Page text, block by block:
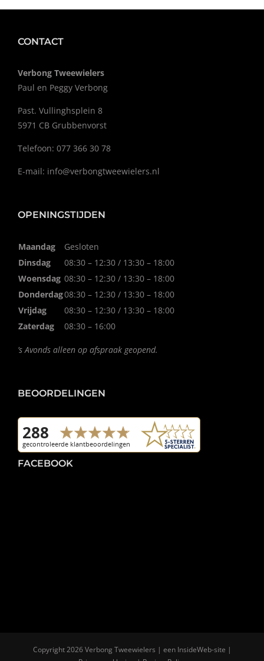
CONTACT
Verbong Tweewielers
Paul en Peggy Verbong
Past. Vullinghsplein 8
5971 CB Grubbenvorst
Telefoon: 077 366 30 78
E-mail: info@verbongtweewielers.nl
OPENINGSTIJDEN
Maandag
Gesloten
Dinsdag
08:30 – 12:30 / 13:30 – 18:00
Woensdag 08:30 – 12:30 / 13:30 – 18:00
Donderdag08:30 – 12:30 / 13:30 – 18:00
Vrijdag
08:30 – 12:30 / 13:30 – 18:00
Zaterdag
08:30 – 16:00
’s Avonds alleen op afspraak geopend.
BEOORDELINGEN
FACEBOOK
Copyright2026 Verbong Tweewielers | een InsideWeb-site |